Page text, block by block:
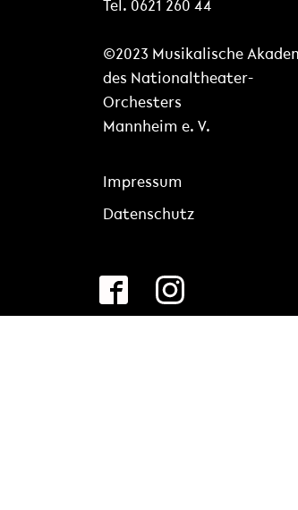
Tel. 0621 260 44
©2023 Musikalische
des Nationaltheater-
Orchesters
Mannheim e. V.
Impressum
Datenschutz